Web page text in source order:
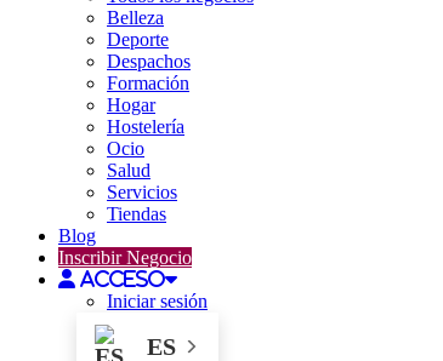
Belleza
Deporte
Despachos
Formación
Hogar
Hostelería
Ocio
Salud
Servicios
Tiendas
Blog
Inscribir Negocio
Acceso
Iniciar sesión
ES